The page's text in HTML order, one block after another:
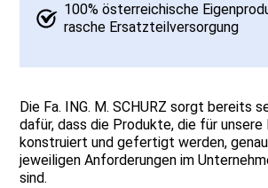
100% österreichische
rasche Ersatzteilversorgung
Die Fa. ING. M. SCHURZ sorgt bereits
dafür, dass die Produkte, die für unsere
konstruiert und gefertigt werden,
jeweiligen Anforderungen im
sind.